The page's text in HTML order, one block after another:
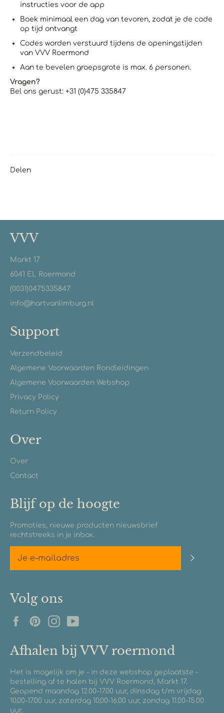
instructies voor de app
Boek minimaal een dag van tevoren, zodat je de code
op tijd ontvangt
Codes worden verstuurd tijdens de openingstijden
van VVV Roermond
Aan te bevelen groepsgrote is max. 6 personen.
Vragen?
Bel ons gerust: +31 (0)475 335847
Delen
VVV
Markt 17
6041 EL Roermond
(0031)0475335847
info@hartvanlimburg.nl
Support
Verzendbeleid
Algemene Voorwaarden Rondleidingen
Algemene Voorwaarden Webshop
Privacy Policy
Return Policy
Over
Over
Contact
Blijf op de hoogte
Promoties, nieuwe producten nieuwsbrief
rechtstreeks in je inbox.
Volg ons
FacebookPinterestInstagram
Afhalen bij VVV roermond
Het is mogelijk om je - in deze webshop geplaatste -
bestelling af te halen bij VVV Roermond, Markt 17.
Geopend maandag 12.00-17.00 uur, dinsdag t/m vrijdag
10.00-17.00 uur, zaterdag 10.00-16.00 uur, zondag 11.00-15.00
uur.